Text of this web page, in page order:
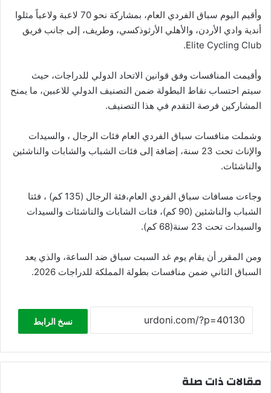
وأقيم اليوم سباق الفردي العام، بمشاركة نحو 70 لاعبة ولاعباً مثلوا
أندية وادي الأردن، والأهلي الأرثوذكسي، وطريف، إلى جانب فريق
Elite Cycling Club.
وأقيمت المنافسات وفق قوانين الاتحاد الدولي للدراجات، حيث
سيتم احتساب نقاط البطولة ضمن التصنيف الدولي للاعبين، ما يمنح
المشاركين فرصة التقدم في هذا التصنيف.
وشملت منافسات سباق الفردي العام فئات الرجال ، والسيدات
والإناث تحت 23 سنة، إضافة إلى فئات الشباب والشابات والناشئين
والناشئات.
وجاءت مسافات سباق الفردي العام،فئة الرجال (135 كم) ، فئتا
الشباب والناشئين (90 كم)، فئات الشابات والناشئات والسيدات
والسيدات تحت 23 سنة(68 كم).
ومن المقرر أن يقام يوم غد السبت سباق ضد الساعة، والذي يعد
السباق الثاني ضمن منافسات بطولة المملكة للدراجات 2026.
نسخ الرابط
مقالات ذات صلة